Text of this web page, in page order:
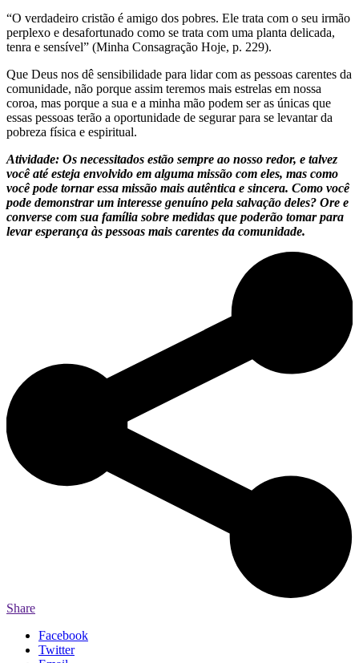
“O verdadeiro cristão é amigo dos pobres. Ele trata com o seu irmão
perplexo e desafortunado como se trata com uma planta delicada,
tenra e sensível” (Minha Consagração Hoje, p. 229).
Que Deus nos dê sensibilidade para lidar com as pessoas carentes da
comunidade, não porque assim teremos mais estrelas em nossa
coroa, mas porque a sua e a minha mão podem ser as únicas que
essas pessoas terão a oportunidade de segurar para se levantar da
pobreza física e espiritual.
Atividade: Os necessitados estão sempre ao nosso redor, e talvez
você até esteja envolvido em alguma missão com eles, mas como
você pode tornar essa missão mais autêntica e sincera. Como você
pode demonstrar um interesse genuíno pela salvação deles? Ore e
converse com sua família sobre medidas que poderão tomar para
levar esperança às pessoas mais carentes da comunidade.
Share
Facebook
Twitter